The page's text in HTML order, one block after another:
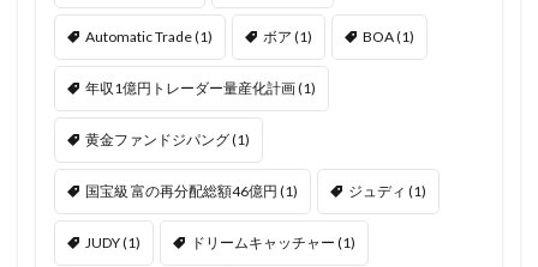
Automatic Trade(1) ボア (1) BOA(1)
年収1億円トレーダー量産化計画(1)
黄金ファンドジパング(1)
国宝級 富の再分配総額46億円 (1) ジュディ (1)
JUDY(1) ドリームキャッチャー (1)